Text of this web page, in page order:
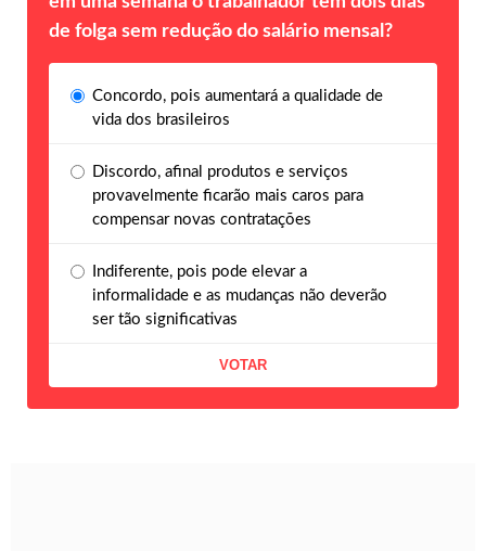
de folga sem redução do salário mensal?
Concordo, pois aumentará a qualidade de
vida dos brasileiros
Discordo, afinal produtos e serviços
provavelmente ficarão mais caros para
compensar novas contratações
Indiferente, pois pode elevar a
informalidade e as mudanças não deverão
ser tão significativas